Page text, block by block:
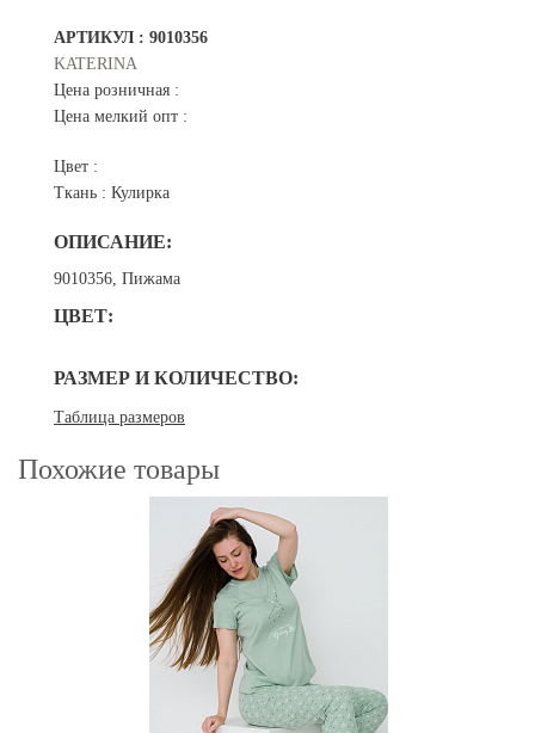
АРТИКУЛ : 9010356
KATERINA
Цена розничная :
Цена мелкий опт :
Цвет :
Ткань : Кулирка
ОПИСАНИЕ:
9010356, Пижама
ЦВЕТ:
РАЗМЕР И КОЛИЧЕСТВО:
Таблица размеров
Похожие товары